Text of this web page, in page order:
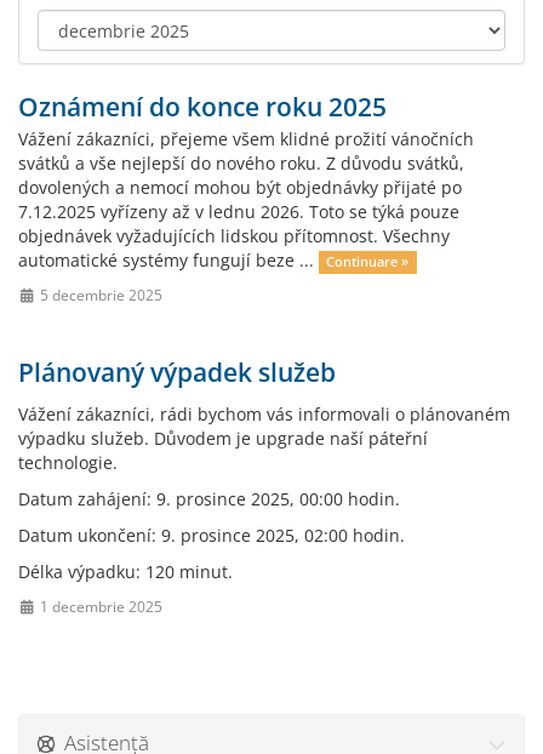
Oznámení do konce roku 2025
Vážení zákazníci, přejeme všem klidné prožití vánočních
svátků a vše nejlepší do nového roku. Z důvodu svátků,
dovolených a nemocí mohou být objednávky přijaté po
7.12.2025 vyřízeny až v lednu 2026. Toto se týká pouze
objednávek vyžadujících lidskou přítomnost. Všechny
automatické systémy fungují beze ...
Continuare »
5 decembrie 2025
Plánovaný výpadek služeb
Vážení zákazníci, rádi bychom vás informovali o plánovaném
výpadku služeb. Důvodem je upgrade naší páteřní
technologie.
Datum zahájení: 9. prosince 2025, 00:00 hodin.
Datum ukončení: 9. prosince 2025, 02:00 hodin.
Délka výpadku: 120 minut.
1 decembrie 2025
Asistență